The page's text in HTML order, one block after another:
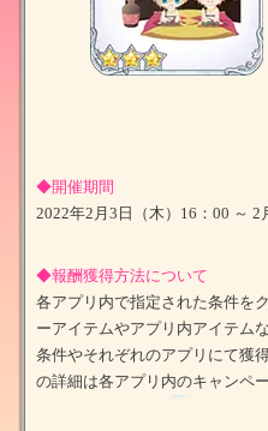
◆開催期間
2022年2月3日（木）16：00 ～ 2
◆報酬獲得方法について
各アプリ内で指定された条件を
ーアイテムやアプリ内アイテム
条件やそれぞれのアプリにて獲
の詳細は各アプリ内のキャンペ